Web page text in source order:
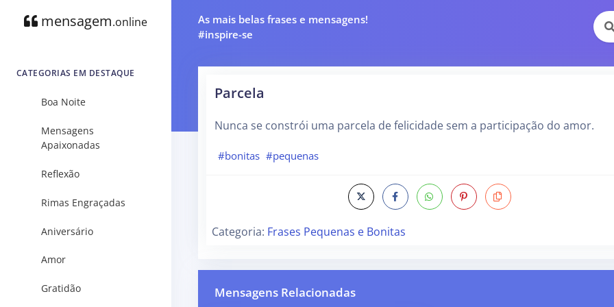
mensagem.online
CATEGORIAS EM DESTAQUE
Boa Noite
Mensagens
Apaixonadas
Reflexão
Rimas Engraçadas
Aniversário
Amor
Gratidão
As mais belas frases e mensagens!
#inspire-se
Parcela
Nunca se constrói uma parcela de felicidade sem a participação do amor.
#bonitas #pequenas
Categoria: Frases Pequenas e Bonitas
Mensagens Relacionadas